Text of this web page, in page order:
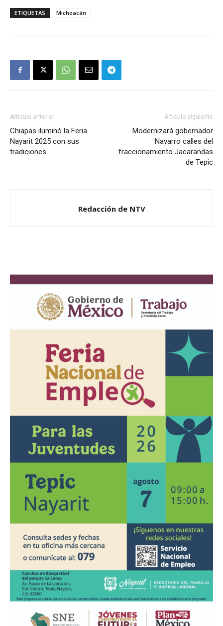
ETIQUETAS Michoacán
Artículo anterior
Chiapas iluminó la Feria
Nayarit 2025 con sus
tradiciones
Artículo siguiente
Modernizará gobernador
Navarro calles del
fraccionamiento Jacarandas
de Tepic
Redacción de NTV